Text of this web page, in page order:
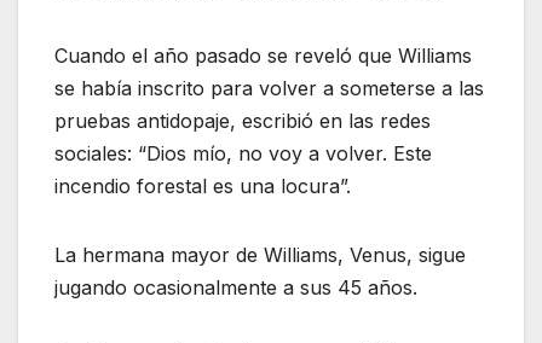
Cuando el año pasado se reveló que Williams
se había inscrito para volver a someterse a las
pruebas antidopaje, escribió en las redes
sociales: “Dios mío, no voy a volver. Este
incendio forestal es una locura”.
La hermana mayor de Williams, Venus, sigue
jugando ocasionalmente a sus 45 años.